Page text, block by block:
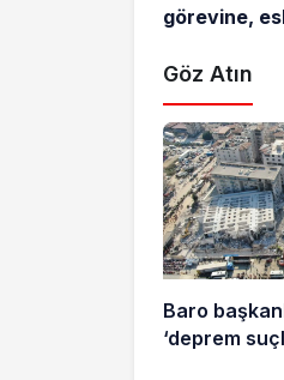
görevine,
Göz Atın
Baro
‘deprem